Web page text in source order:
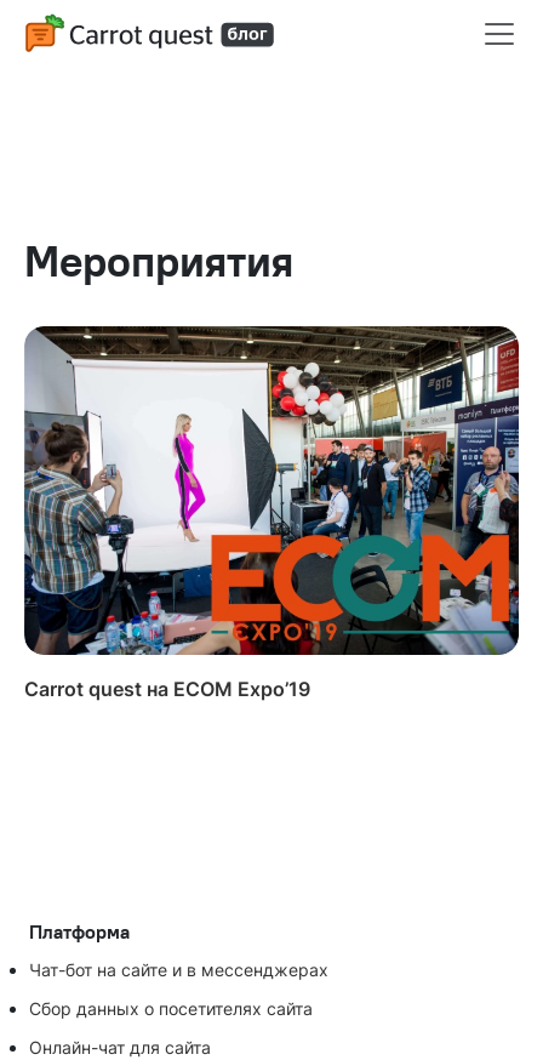
Мероприятия
Carrot quest на ECOM Expo’19
Платформа
Чат-бот на сайте и в мессенджерах
Сбор данных о посетителях сайта
Онлайн-чат для сайта